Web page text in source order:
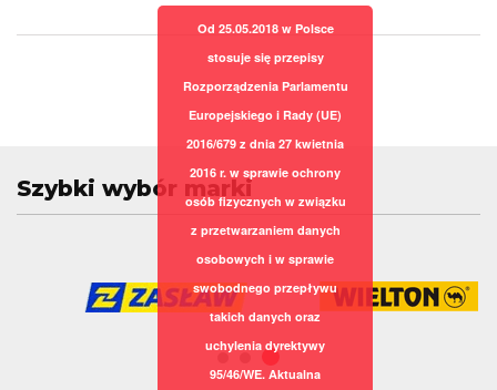
Szybki wybór marki
Od 25.05.2018 w Polsce
stosuje się przepisy
Rozporządzenia Parlamentu
Europejskiego i Rady (UE)
2016/679 z dnia 27 kwietnia
2016 r. w sprawie ochrony
osób fizycznych w związku
z przetwarzaniem danych
osobowych i w sprawie
swobodnego przepływu
takich danych oraz
uchylenia dyrektywy
95/46/WE. Aktualna